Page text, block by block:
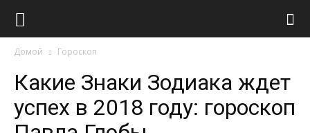
Домой Гороскоп
Какие Знаки Зодиака ждет
успех в 2018 году: гороскоп